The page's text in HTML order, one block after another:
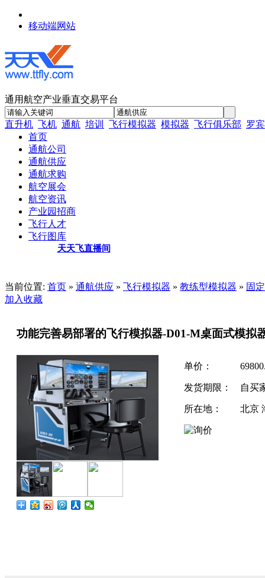
移动端网站
通用航空产业垂直交易平台
直升机 飞机 通航 培训 飞行模拟器 模拟器 飞行俱乐部 罗
首页
通航公司
通航供应
通航求购
航空展会
航空资讯
产业园招商
飞行人才
飞行图库
天天飞直播间
当前位置: 首页 » 通航供应 » 飞行模拟器 » 教练型模拟器 » 固
加入收藏
功能完善易部署的飞行模拟器-D01-M桌面式模拟
单价：
发货期限： 自买
所在地： 北京